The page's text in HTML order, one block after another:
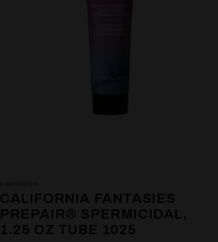
Lubricantes
CALIFORNIA FANTASIES
PREPAIR® SPERMICIDAL,
1.25 OZ TUBE 1025